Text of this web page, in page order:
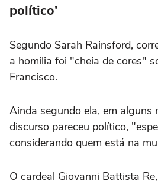
político'
Segundo Sarah Rainsford,
a homilia foi "cheia de cores"
Francisco.
Ainda segundo ela, em alguns
discurso pareceu político,
considerando quem está na
O cardeal Giovanni Battista